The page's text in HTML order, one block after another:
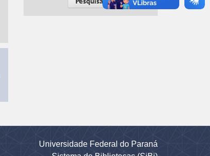
Universidade Federal do Paraná